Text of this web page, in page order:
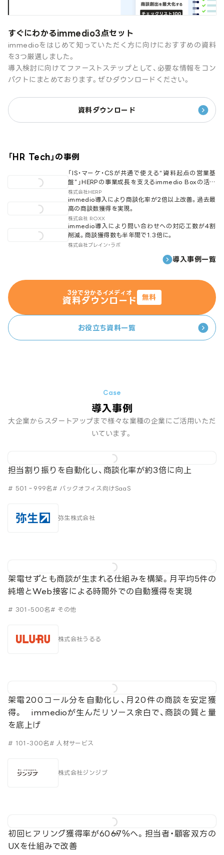
すぐにわかるimmedio3点セット
immedioをはじめて知っていただく方に向けにおすすめの資料
を3つ厳選しました。
導入検討に向けてファーストステップとして、必要な情報をコン
パクトにまとめております。ぜひダウンロードください。
資料ダウンロード
「HR Tech 」の事例
「IS・マーケ・CSが共通で使える“資料起点の営業基
盤”」HERPの事業成長を支えるimmedio Boxの活用
法とは。
株式会社HERP
immedio導入により商談化率が2倍以上改善。過去最
高の商談数獲得を実現。
株式会社 ROXX
immedio導入により問い合わせへの対応工数が4割
削減。商談獲得数も半年間で1.3倍に。
株式会社ブレイン・ラボ
導入事例一覧
3分で分かるイメディオ
資料ダウンロード 無料
お役立ち資料一覧
導入事例
大企業からスタートアップまで様々な業種の企業にご活用いただ
いています。
担当割り振りを自動化し、商談化率が約3倍に向上
# 501‐999名# バックオフィス向けSaaS
弥生株式会社
架電せずとも商談が生まれる仕組みを構築。月平均5件の
純増とWeb接客による時間外での自動獲得を実現
# 301-500名# その他
株式会社うるる
架電200コール分を自動化し、月20件の商談を安定獲
得。 immedioが生んだリソース余白で、商談の質と量
を底上げ
# 101-300名# 人材サービス
株式会社ジンジブ
初回ヒアリング獲得率が60→67％へ。担当者・顧客双方の
UXを仕組みで改善